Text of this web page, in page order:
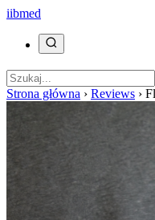
iibmed
Strona główna › Reviews ›